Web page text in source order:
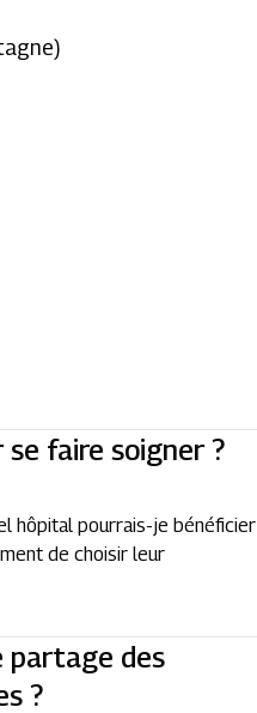
faire soigner ?
hôpital pourrais-je bénéficier
de choisir leur
partage des
?